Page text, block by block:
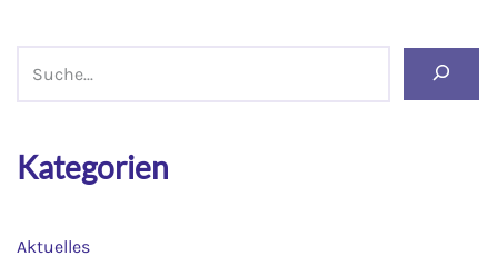
Kategorien
Aktuelles